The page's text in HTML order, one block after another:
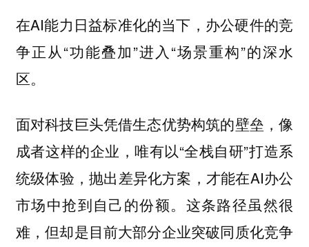
在AI能力日益标准化的当下，办公硬件的竞
争正从“功能叠加”进入“场景重构”的深水
区。
面对科技巨头凭借生态优势构筑的壁垒，像
成者这样的企业，唯有以“全栈自研”打造系
统级体验，抛出差异化方案，才能在AI办公
市场中抢到自己的份额。这条路径虽然很
难，但却是目前大部分企业突破同质化竞争